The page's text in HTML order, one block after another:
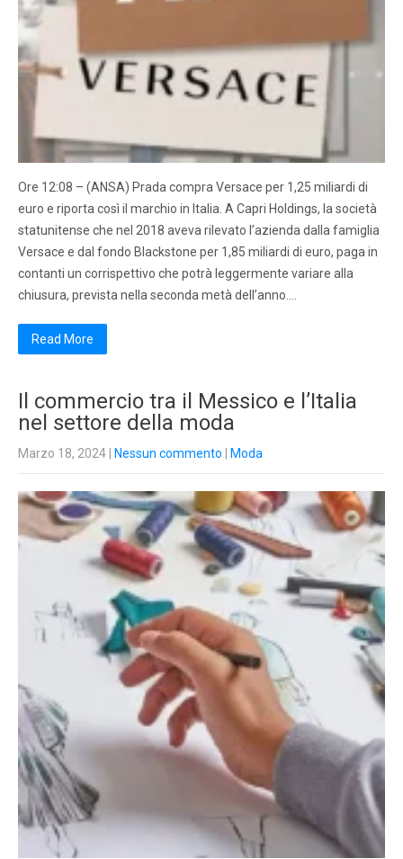
Ore 12:08 – (ANSA) Prada compra Versace per 1,25 miliardi di
euro e riporta così il marchio in Italia. A Capri Holdings, la società
statunitense che nel 2018 aveva rilevato l’azienda dalla famiglia
Versace e dal fondo Blackstone per 1,85 miliardi di euro, paga in
contanti un corrispettivo che potrà leggermente variare alla
chiusura, prevista nella seconda metà dell’anno….
Read More
Il commercio tra il Messico e l’Italia
nel settore della moda
Marzo 18, 2024 Nessun commento Moda